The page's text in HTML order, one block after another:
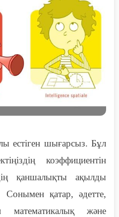
естіген шығарсыз. Бұл
коэффициентін
қаншалықты ақылды
Сонымен қатар, әдетте,
математикалық және